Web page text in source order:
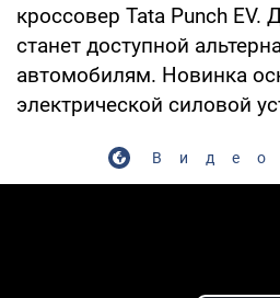
кроссовер Tata Punch EV.
станет доступной
автомобилям. Новинка
электрической силовой